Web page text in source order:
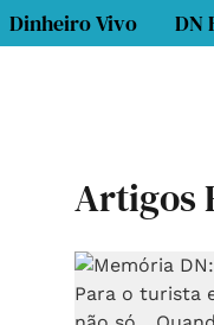
Dinheiro Vivo DN
Artigos